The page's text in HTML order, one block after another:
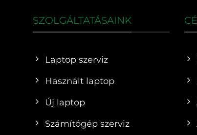
SZOLGÁLTATÁSAINK
Laptop szerviz
Használt laptop
Új laptop
Számítógép szerviz